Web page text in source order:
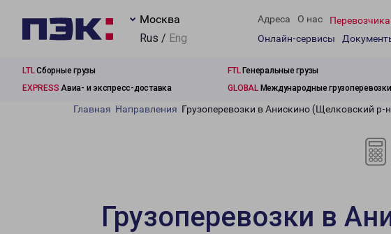
Москва
Rus / Eng
Адреса О нас
Онлайн-сервисы
LTLСборные грузы FTLГенеральные грузы
EXPRESS Авиа- и экспресс-доставка GLOBALМеждународные грузоперевозки
Главная Направления Грузоперевозки в Анискино (Щелковский р-
Грузоперевозки в